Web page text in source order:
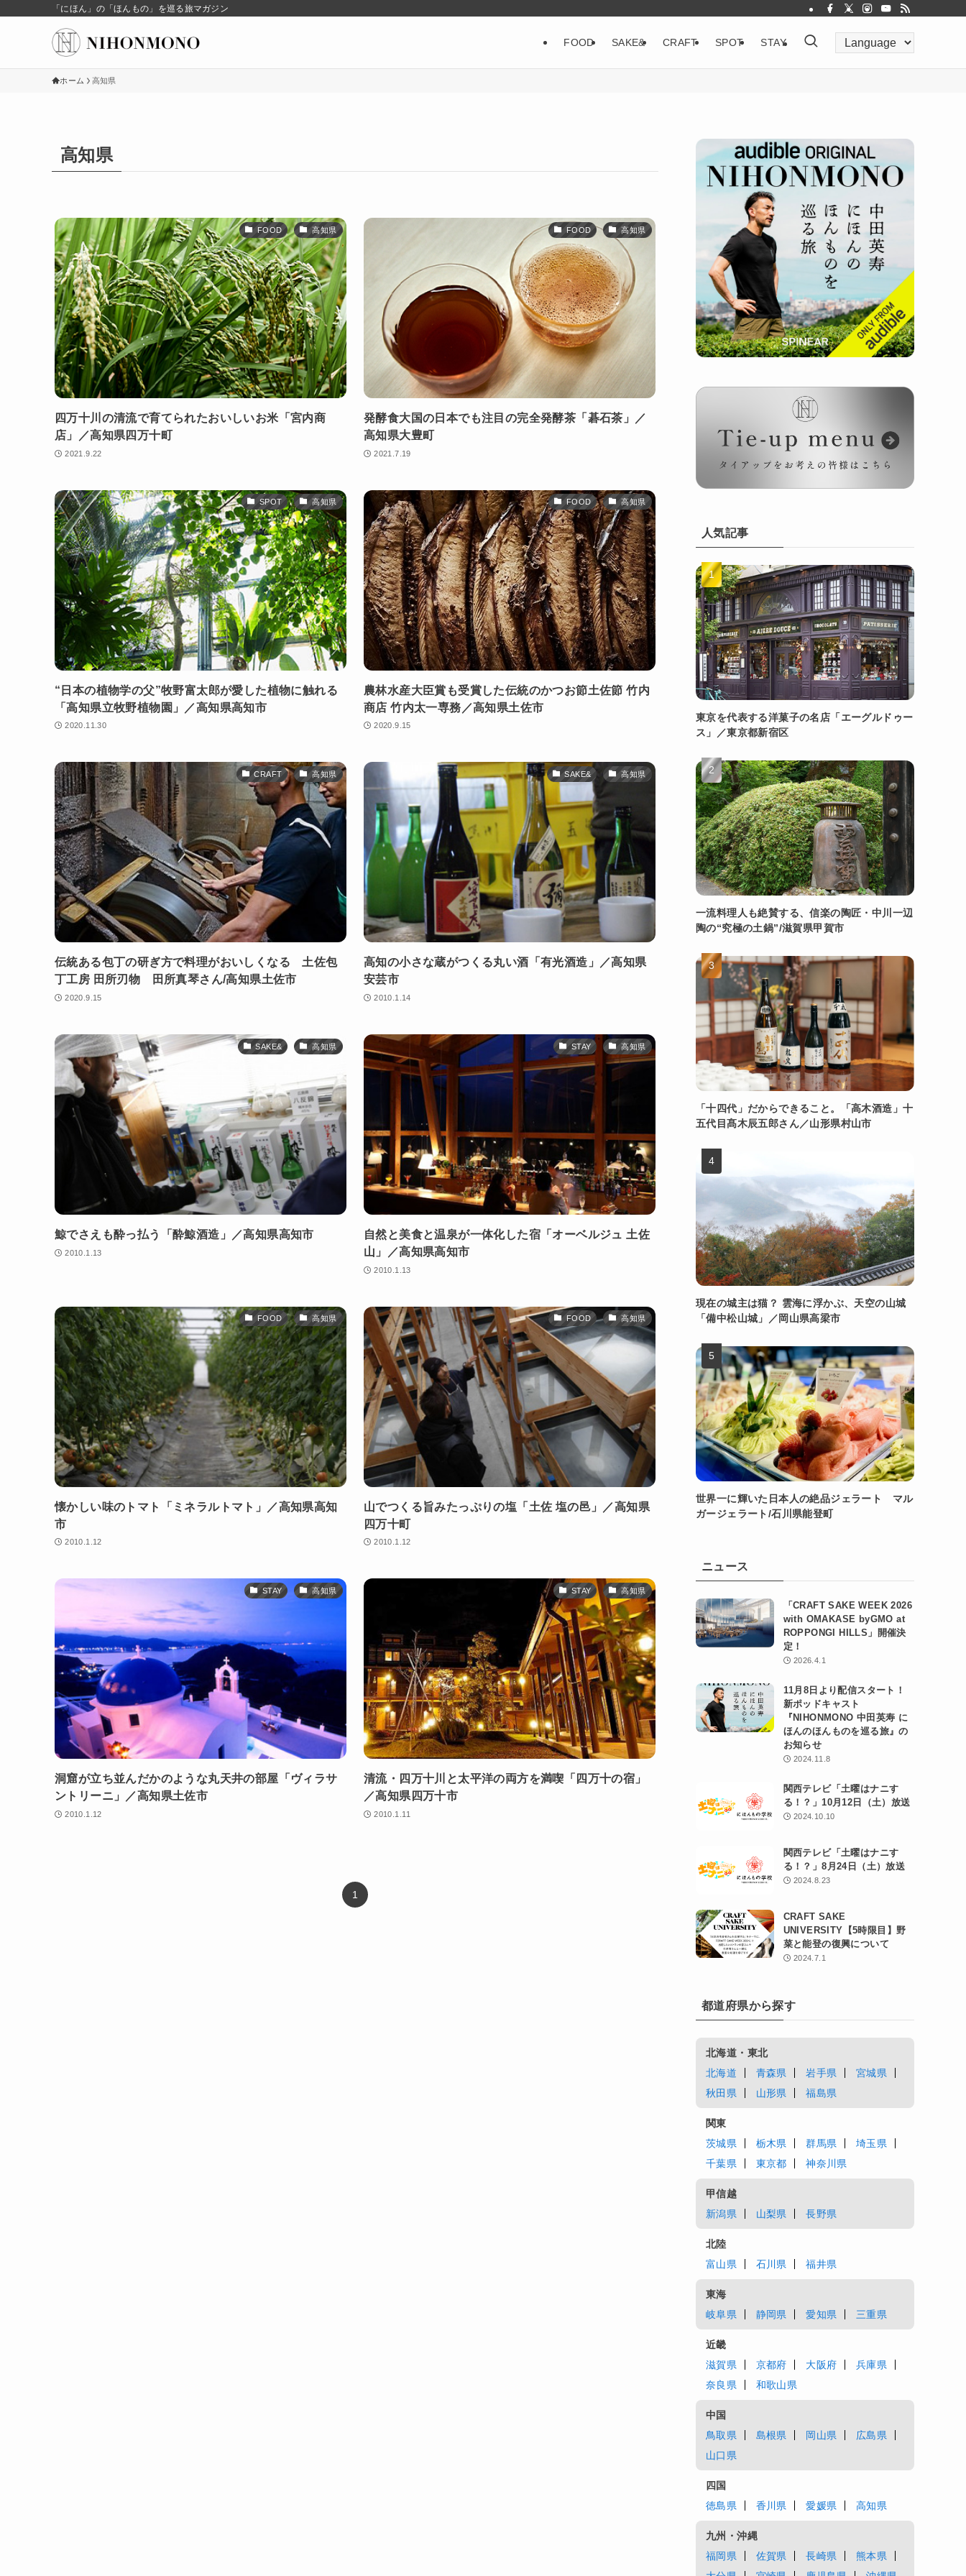
「にほん」の「ほんもの」を巡る旅マガジン
FOOD SAKE& CRAFT SPOT STAY
ホーム 高知県
高知県
FOOD 高知県
四万十川の清流で育てられたおいしいお米「宮内商
店」／高知県四万十町
2021.9.22
FOOD 高知県
発酵食大国の日本でも注目の完全発酵茶「碁石茶」／
高知県大豊町
2021.7.19
SPOT 高知県
“日本の植物学の父”牧野富太郎が愛した植物に触れる
「高知県立牧野植物園」／高知県高知市
2020.11.30
FOOD 高知県
農林水産大臣賞も受賞した伝統のかつお節土佐節 竹内
商店 竹内太一専務／高知県土佐市
2020.9.15
CRAFT 高知県
伝統ある包丁の研ぎ方で料理がおいしくなる 土佐包
丁工房 田所刃物 田所真琴さん/高知県土佐市
2020.9.15
SAKE& 高知県
高知の小さな蔵がつくる丸い酒「有光酒造」／高知県
安芸市
2010.1.14
SAKE& 高知県
鯨でさえも酔っ払う「酔鯨酒造」／高知県高知市
2010.1.13
STAY 高知県
自然と美食と温泉が一体化した宿「オーベルジュ 土佐
山」／高知県高知市
2010.1.13
FOOD 高知県
懐かしい味のトマト「ミネラルトマト」／高知県高知
市
2010.1.12
FOOD 高知県
山でつくる旨みたっぷりの塩「土佐 塩の邑」／高知県
四万十町
2010.1.12
STAY 高知県
洞窟が立ち並んだかのような丸天井の部屋「ヴィラサ
ントリーニ」／高知県土佐市
2010.1.12
STAY 高知県
清流・四万十川と太平洋の両方を満喫「四万十の宿」
／高知県四万十市
2010.1.11
1
人気記事
東京を代表する洋菓子の名店「エーグルドゥー
ス」／東京都新宿区
一流料理人も絶賛する、信楽の陶匠・中川一辺
陶の“究極の土鍋”/滋賀県甲賀市
「十四代」だからできること。「高木酒造」十
五代目髙木辰五郎さん／山形県村山市
現在の城主は猫？ 雲海に浮かぶ、天空の山城
「備中松山城」／岡山県高梁市
世界一に輝いた日本人の絶品ジェラート マル
ガージェラート/石川県能登町
ニュース
「CRAFT SAKE WEEK 2026
with OMAKASE byGMO at
ROPPONGI HILLS」開催決
定！
2026.4.1
11月8日より配信スタート！
新ポッドキャスト
『NIHONMONO 中田英寿 に
ほんのほんものを巡る旅』の
お知らせ
2024.11.8
関西テレビ「土曜はナニす
る！？」10月12日（土）放送
2024.10.10
関西テレビ「土曜はナニす
る！？」8月24日（土）放送
2024.8.23
CRAFT SAKE
UNIVERSITY【5時限目】野
菜と能登の復興について
2024.7.1
都道府県から探す
北海道・東北
北海道
青森県 岩手県
宮城県
秋田県
山形県 福島県
関東
茨城県
栃木県 群馬県
埼玉県
千葉県
東京都 神奈川県
甲信越
新潟県
山梨県 長野県
北陸
富山県
石川県 福井県
東海
岐阜県
静岡県 愛知県 三重県
近畿
滋賀県
京都府 大阪府
兵庫県
奈良県
和歌山県
中国
鳥取県
島根県 岡山県
広島県
山口県
四国
徳島県
香川県 愛媛県 高知県
九州・沖縄
福岡県
佐賀県 長崎県
熊本県